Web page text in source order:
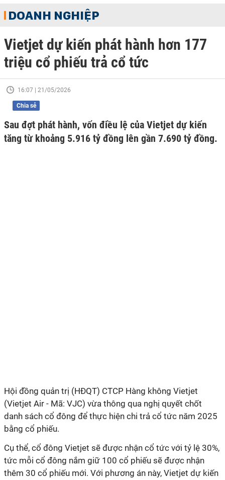
DOANH NGHIỆP
Vietjet dự kiến phát hành hơn 177
triệu cổ phiếu trả cổ tức
16:07 | 21/05/2026
Chia sẻ
Sau đợt phát hành, vốn điều lệ của Vietjet dự kiến
tăng từ khoảng 5.916 tỷ đồng lên gần 7.690 tỷ đồng.
Hội đồng quản trị (HĐQT) CTCP Hàng không Vietjet
(Vietjet Air - Mã: VJC) vừa thông qua nghị quyết chốt
danh sách cổ đông để thực hiện chi trả cổ tức năm 2025
bằng cổ phiếu.
Cụ thể, cổ đông Vietjet sẽ được nhận cổ tức với tỷ lệ 30%,
tức mỗi cổ đông nắm giữ 100 cổ phiếu sẽ được nhận
thêm 30 cổ phiếu mới. Với phương án này, Vietjet dự kiến